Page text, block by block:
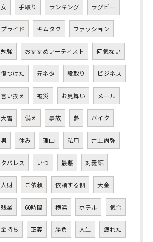
女 手取り ランキング ラグビー
プライド キムタク ファッション
勉強 おすすめアーティスト 何気ない
傷つけた 元ネタ 段取り ビジネス
言い換え 被災 お見舞い メール
大雪 備え 事故 夢 バイク
男 休み 理由 私用 井上尚弥
タパレス いつ 最悪 対義語
人財 ご依頼 依頼する側 大金
残業 60時間 横浜 ホテル 気合
金持ち 正義 勝負 人生 疲れた